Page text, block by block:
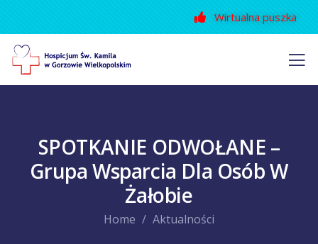
Wirtualna puszka
SPOTKANIE ODWOŁANE –
Grupa Wsparcia Dla Osób W
Żałobie
Home Aktualności